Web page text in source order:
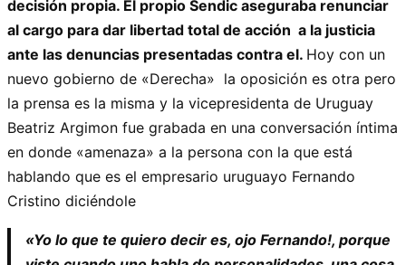
decisión propia. El propio Sendic aseguraba renunciar
al cargo para dar libertad total de acción a la justicia
ante las denuncias presentadas contra el. Hoy con un
nuevo gobierno de «Derecha» la oposición es otra pero
la prensa es la misma y la vicepresidenta de Uruguay
Beatriz Argimon fue grabada en una conversación íntima
en donde «amenaza» a la persona con la que está
hablando que es el empresario uruguayo Fernando
Cristino diciéndole
«Yo lo que te quiero decir es, ojo Fernando!, porque